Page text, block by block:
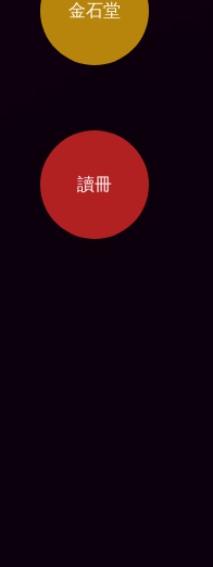
金石堂
讀冊